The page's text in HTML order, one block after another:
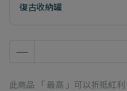
復古收納罐
此商品 「 最高 」可以折抵紅利